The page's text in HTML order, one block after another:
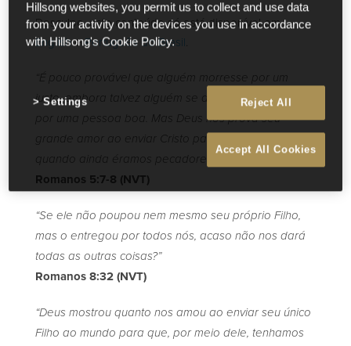
Desculpe, este conteúdo só está disponível em
EnglishePortuguês do Brasil.
“É pouco provável que alguém morresse por um
justo, embora talvez alguém se dispusesse a morrer
por uma pessoa boa. Mas Deus nos prova seu
grande amor ao enviar Cristo para morrer por nós
quando ainda éramos pecadores.”
Romanos 5:7-8 (NVT)
“Se ele não poupou nem mesmo seu próprio Filho,
mas o entregou por todos nós, acaso não nos dará
todas as outras coisas?”
Romanos 8:32 (NVT)
“Deus mostrou quanto nos amou ao enviar seu único
Filho ao mundo para que, por meio dele, tenhamos
Hillsong websites, you permit us to collect and use data
from your activity on the devices you use in accordance
with Hillsong's Cookie Policy.
Reject All
Accept All Cookies
Settings